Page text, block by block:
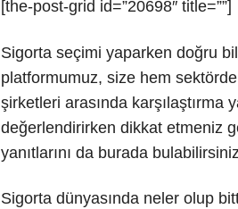
[the-post-grid id=”20698″ title=””]
Sigorta seçimi yaparken doğru
platformumuz, size hem
şirketleri arasında karşılaştırma
değerlendirirken dikkat etmeniz
yanıtlarını da burada
Sigorta dünyasında neler olup